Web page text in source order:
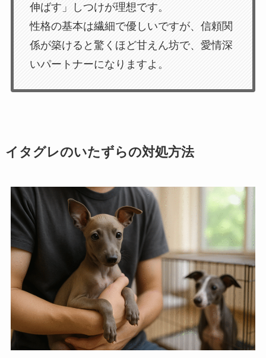
伸ばす」しつけが理想です。
性格の基本は繊細で優しいですが、信頼関
係が築けると驚くほど甘えん坊で、愛情深
いパートナーになりますよ。
イタグレのいたずらの対処方法